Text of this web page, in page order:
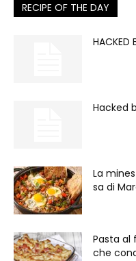
RECIPE OF THE DAY
HACKED
Hacked
La
sa di
Pasta al
che